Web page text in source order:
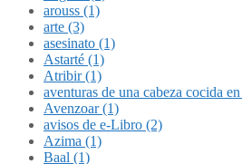
arouss (1)
arte (3)
asesinato (1)
Astarté (1)
Atribir (1)
aventuras de una cabeza cocida
Avenzoar (1)
avisos de e-Libro (2)
Azima (1)
Baal (1)